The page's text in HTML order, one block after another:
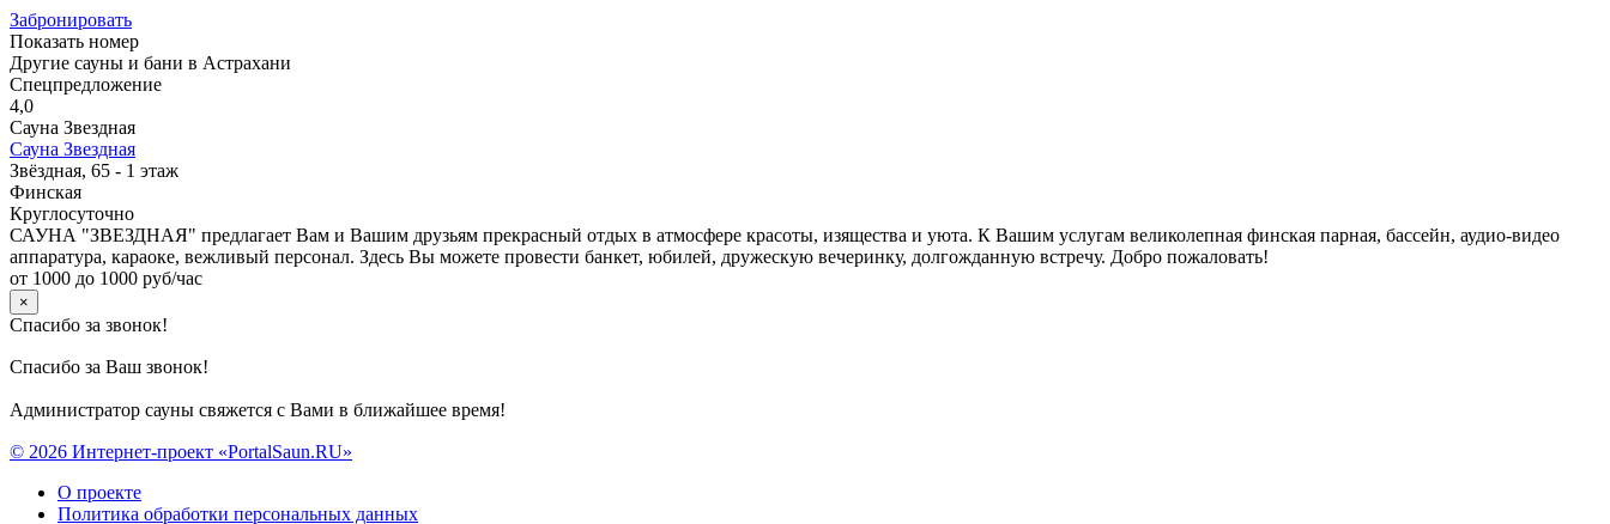
Забронировать
Показать номер
Другие сауны и бани в Астрахани
Спецпредложение
4,0
Сауна Звездная
Сауна Звездная
Звёздная, 65 - 1 этаж
Финская
Круглосуточно
САУНА "ЗВЕЗДНАЯ" предлагает Вам и Вашим друзьям прекрасный отдых в атмосфере красоты, изящества и уюта. К Вашим услугам великолепная финская парная, бассейн, аудио-видео
аппаратура, караоке, вежливый персонал. Здесь Вы можете провести банкет, юбилей, дружескую вечеринку, долгожданную встречу. Добро пожаловать!
от 1000 до 1000 руб/час
×
Спасибо за звонок!
Спасибо за Ваш звонок!
Администратор сауны свяжется с Вами в ближайшее время!
© 2026 Интернет-проект «PortalSaun.RU»
О проекте
Политика обработки персональных данных